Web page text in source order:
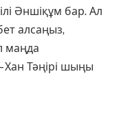
Әншіқұм бар. Ал
алсаңыз,
маңда
Хан Тәңірі шыңы